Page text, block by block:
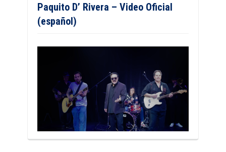
Paquito D’ Rivera – Video Oficial
(español)